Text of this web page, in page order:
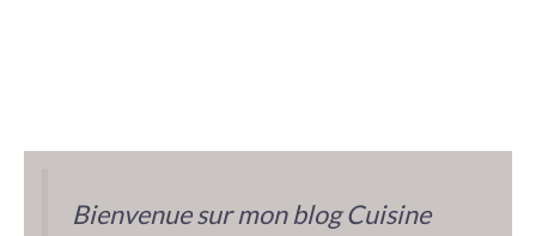
Bienvenue sur mon blog Cuisine